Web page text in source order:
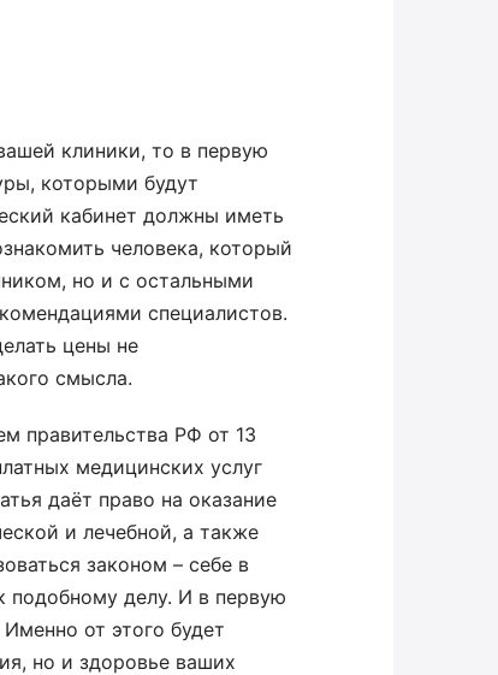
клиники, то в первую
которыми будут
кабинет должны иметь
человека, который
но и с остальными
специалистов.
цены не
смысла.
правительства РФ от 13
медицинских услуг
даёт право на оказание
и лечебной, а также
законом – себе в
подобному делу. И в первую
от этого будет
но и здоровье ваших